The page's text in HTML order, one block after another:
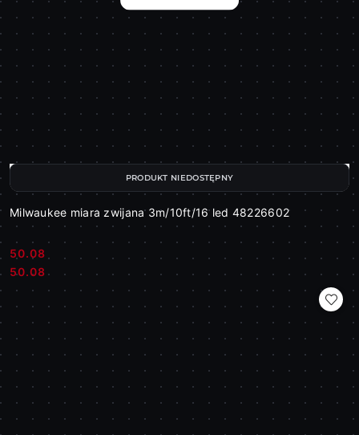
Milwaukee miara zwijana 3m/10ft/16 led 48226602
Cena:
50.08
Cena:
50.08
PRODUKT NIEDOSTĘPNY